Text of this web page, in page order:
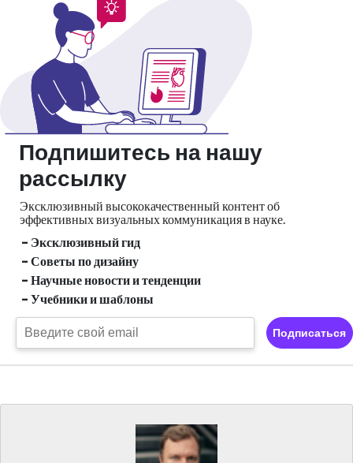
Подпишитесь на нашу
рассылку
Эксклюзивный высококачественный контент об
эффективных визуальныхкоммуникация в науке.
- Эксклюзивный гид
- Советы по дизайну
- Научные новости и тенденции
- Учебники и шаблоны
Подписаться